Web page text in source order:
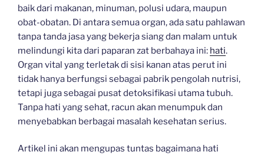
baik dari makanan, minuman, polusi udara, maupun
obat-obatan. Di antara semua organ, ada satu pahlawan
tanpa tanda jasa yang bekerja siang dan malam untuk
melindungi kita dari paparan zat berbahaya ini: hati.
Organ vital yang terletak di sisi kanan atas perut ini
tidak hanya berfungsi sebagai pabrik pengolah nutrisi,
tetapi juga sebagai pusat detoksifikasi utama tubuh.
Tanpa hati yang sehat, racun akan menumpuk dan
menyebabkan berbagai masalah kesehatan serius.
Artikel ini akan mengupas tuntas bagaimana hati